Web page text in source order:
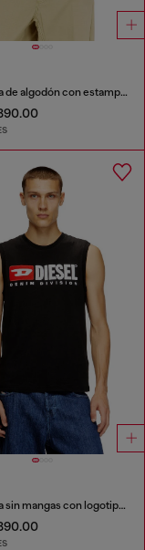
Camiseta de algodón con estampado Diesel Biscotto
Camiseta sin mangas con logotipo estampado en el pecho